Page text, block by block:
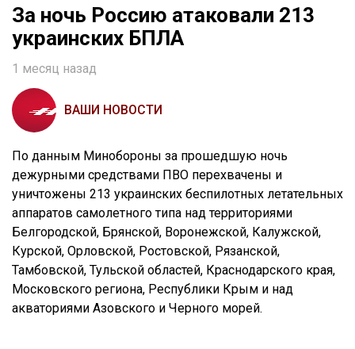
За ночь Россию атаковали 213
украинских БПЛА
1 месяц назад
ВАШИ НОВОСТИ
По данным Минобороны за прошедшую ночь
дежурными средствами ПВО перехвачены и
уничтожены 213 украинских беспилотных летательных
аппаратов самолетного типа над территориями
Белгородской, Брянской, Воронежской, Калужской,
Курской, Орловской, Ростовской, Рязанской,
Тамбовской, Тульской областей, Краснодарского края,
Московского региона, Республики Крым и над
акваториями Азовского и Черного морей.